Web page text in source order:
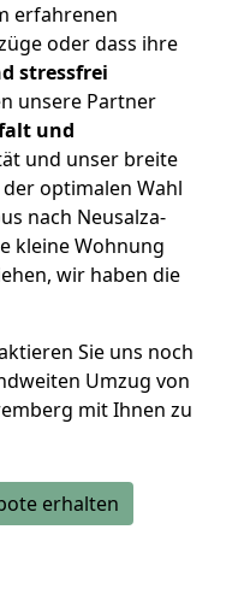
erfahrenen
oder dass ihre
stressfrei
unsere Partner
und
und unser breite
optimalen Wahl
nach Neusalza-
kleine Wohnung
wir haben die
Sie uns noch
Umzug von
mit Ihnen zu
erhalten